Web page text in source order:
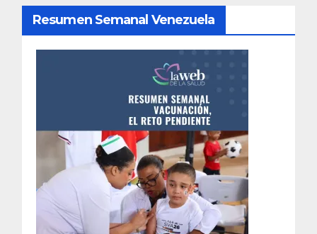
Resumen Semanal Venezuela